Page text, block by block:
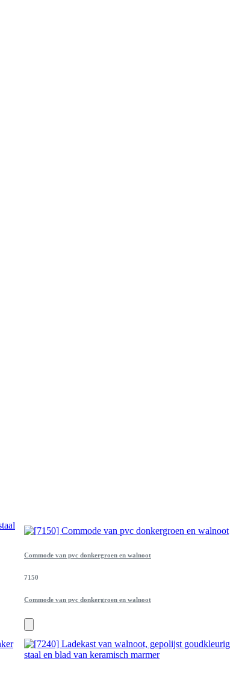
Commode van pvc donkergroen en walnoot
7150
Commode van pvc donkergroen en walnoot